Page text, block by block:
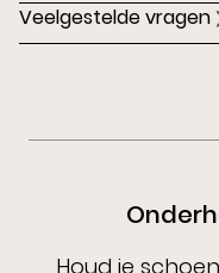
Veelgestelde vragen
Houd je